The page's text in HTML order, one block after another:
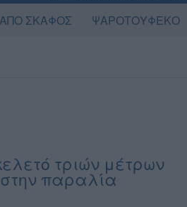
ΣΚΑΦΟΣ ΨΑΡΟΤΟΥΦΕΚΟ
τριών μέτρων
παραλία